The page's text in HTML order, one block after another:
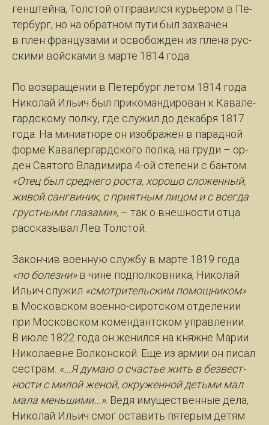
ген­штей­на, Толс­той от­пра­вил­ся курь­е­ром в Пе­
тер­бург, но на об­рат­ном пу­ти был за­хва­чен
в плен фран­цу­за­ми и осво­бож­ден из пле­на рус­
ски­ми вой­ска­ми в мар­те 1814 го­да.
По воз­вра­ще­нии в Пе­тер­бург ле­том 1814 го­да
Ни­ко­лай Иль­ич был при­ко­ман­ди­ро­ван к Ка­ва­ле­
гард­ско­му пол­ку, где слу­жил до де­каб­ря 1817
го­да. На ми­ни­а­тю­ре он изо­бра­жен в па­рад­ной
фор­ме Ка­ва­лер­гард­ско­го пол­ка, на гру­ди – ор­
ден Свя­то­го Вла­ди­ми­ра 4-ой сте­пе­ни с бан­том.
«Отец был сред­не­го рос­та, хо­ро­шо сло­жен­ный,
жи­вой санг­ви­ник, с при­ят­ным ли­цом и с всег­да
груст­ны­ми гла­за­ми», – так о внеш­нос­ти от­ца
рас­ска­зы­вал Лев Толс­той.
За­кон­чив во­ен­ную служ­бу в мар­те 1819 го­да
«по бо­лез­ни»в чи­не под­пол­ков­ни­ка, Ни­ко­лай
Иль­ич слу­жил «смот­ри­тель­ским по­мощ­ни­ком»
в Мос­ков­ском во­ен­но-си­рот­ском от­де­ле­нии
при Мос­ков­ском ко­мен­дант­ском управ­ле­нии.
В июле 1822 го­да он же­нил­ся на княж­не Ма­рии
Нико­ла­ев­не Вол­кон­ской. Еще из ар­мии он пи­сал
сест­рам: «...Я ду­маю о счастье жить в без­вест­
нос­ти с ми­лой же­ной, окру­жен­ной деть­ми мал
ма­ла мень­ши­ми...». Ве­дя иму­щест­вен­ные де­ла,
Ни­ко­лай Иль­ич смог оста­вить пя­те­рым де­тям